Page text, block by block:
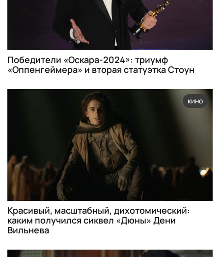
Победители «Оскара-2024»: триумф
«Оппенгеймера» и вторая статуэтка Стоун
кино
Красивый, масштабный, дихотомический:
каким получился сиквел «Дюны» Дени
Вильнева